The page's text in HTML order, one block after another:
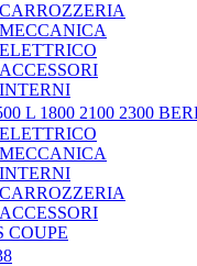
CARROZZERIA
MECCANICA
ELETTRICO
ACCESSORI
INTERNI
L 1800 2100 2300
ELETTRICO
MECCANICA
INTERNI
CARROZZERIA
ACCESSORI
COUPE